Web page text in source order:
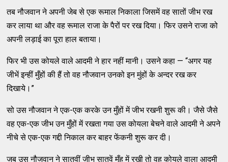
तब नौजवान ने अपनी जेब से एक रूमाल निकाला जिसमें वह सातों जीभ रख
कर लाया था और वह रूमाल राजा के पैरों पर रख दिया। फिर उसने राजा को
अपनी लड़ाई का पूरा हाल बताया।
फिर भी उस कोयले वाले आदमी ने हार नहीं मानी। उसने कहा — “अगर यह
जीभें इन्हीं मुँहों की हैं तो वह नौजवान उनको इन मुंहों के अन्दर रख कर
दिखाये।”
सो उस नौजवान ने एक-एक करके उन मुँहों में जीभ रखनी शुरू की। जैसे जैसे
वह एक-एक जीभ उन मुँहों में रखता गया उस कोयला बेचने वाले आदमी ने अपने
नीचे से एक-एक गद्दी निकाल कर बाहर फेंकनी शुरू कर दी।
जब उस नौजवान ने सातवीं जीभ सातवें मुँह में रखी तो वह कोयले वाला आदमी